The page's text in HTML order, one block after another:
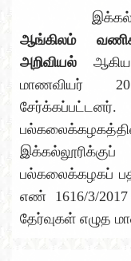
ஆங்கிலம்
அறிவியல்
மாணவியர்
சேர்க்கப்பட்டனர்.
பல்கலைக்கழகப்
எண் 1616/3/
தேர்வுகள் எழுத